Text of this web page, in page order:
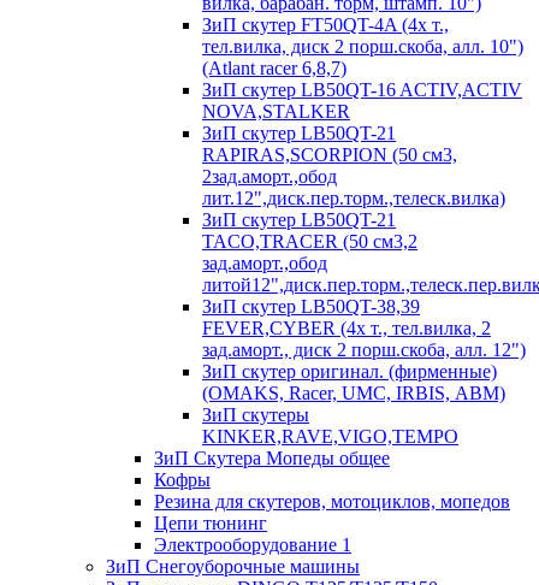
ЗиП скутер FT50QT-4A (4х т.,
тел.вилка, диск 2 порш.скоба, алл. 10")
(Atlant racer 6,8,7)
ЗиП скутер LB50QT-16 ACTIV,ACTIV
NOVA,STALKER
ЗиП скутер LB50QT-21
RAPIRAS,SCORPION (50 см3,
2зад.аморт.,обод
лит.12",диск.пер.торм.,телеск.вилка)
ЗиП скутер LB50QT-21
TACO,TRACER (50 см3,2
зад.аморт.,обод
ЗиП скутер LB50QT-38,39
FEVER,CYBER (4х т., тел.вилка, 2
зад.аморт., диск 2 порш.скоба, алл. 12")
ЗиП скутер оригинал. (фирменные)
(OMAKS, Racer, UMC, IRBIS, АВМ)
ЗиП скутеры
KINKER,RAVE,VIGO,TEMPO
ЗиП Скутера Мопеды общее
Кофры
Резина для скутеров, мотоциклов, мопедов
Цепи тюнинг
Электрооборудование 1
ЗиП Снегоуборочные машины